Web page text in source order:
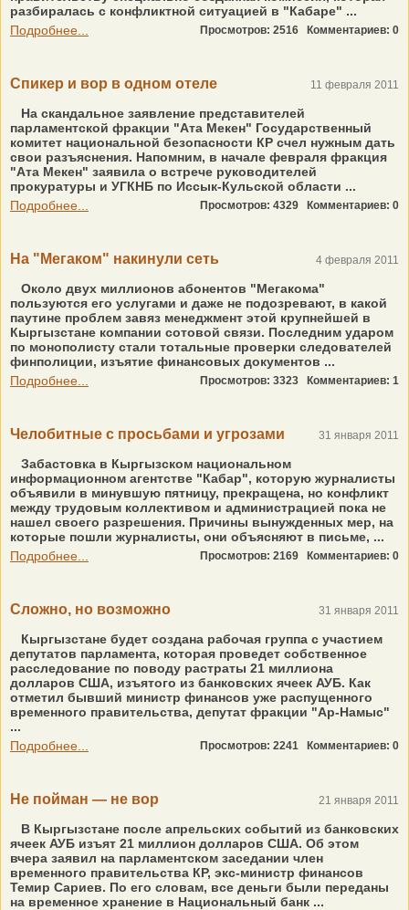
разбиралась с конфликтной ситуацией в "Кабаре" ...
Подробнее...
Просмотров: 2516 Комментариев: 0
Спикер и вор в одном отеле 11 февраля 2011
На скандальное заявление представителей
парламентской фракции "Ата Мекен" Государственный
комитет национальной безопасности КР счел нужным дать
свои разъяснения. Напомним, в начале февраля фракция
"Ата Мекен" заявила о встрече руководителей
прокуратуры и УГКНБ по Иссык-Кульской области ...
Подробнее...
Просмотров: 4329 Комментариев: 0
На "Мегаком" накинули сеть 4 февраля 2011
Около двух миллионов абонентов "Мегакома"
пользуются его услугами и даже не подозревают, в какой
паутине проблем завяз менеджмент этой крупнейшей в
Кыргызстане компании сотовой связи. Последним ударом
по монополисту стали тотальные проверки следователей
финполиции, изъятие финансовых документов ...
Подробнее...
Просмотров: 3323 Комментариев: 1
Челобитные с просьбами и угрозами 31 января 2011
Забастовка в Кыргызском национальном
информационном агентстве "Кабар", которую журналисты
объявили в минувшую пятницу, прекращена, но конфликт
между трудовым коллективом и администрацией пока не
нашел своего разрешения. Причины вынужденных мер, на
которые пошли журналисты, они объясняют в письме, ...
Подробнее...
Просмотров: 2169 Комментариев: 0
Сложно, но возможно 31 января 2011
Кыргызстане будет создана рабочая группа с участием
депутатов парламента, которая проведет собственное
расследование по поводу растраты 21 миллиона
долларов США, изъятого из банковских ячеек АУБ. Как
отметил бывший министр финансов уже распущенного
временного правительства, депутат фракции "Ар-Намыс"
...
Подробнее...
Просмотров: 2241 Комментариев: 0
Не пойман — не вор 21 января 2011
В Кыргызстане после апрельских событий из банковских
ячеек АУБ изъят 21 миллион долларов США. Об этом
вчера заявил на парламентском заседании член
временного правительства КР, экс-министр финансов
Темир Сариев. По его словам, все деньги были переданы
на временное хранение в Национальный банк ...